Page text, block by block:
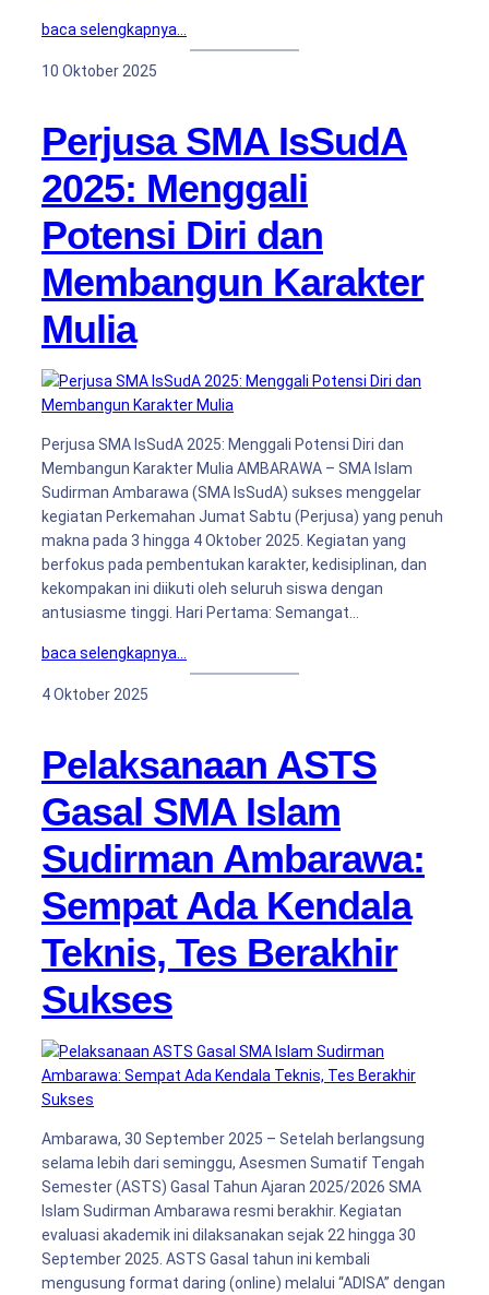
baca selengkapnya…
10 Oktober 2025
Perjusa SMA IsSudA
2025: Menggali
Potensi Diri dan
Membangun Karakter
Mulia
Perjusa SMA IsSudA 2025: Menggali Potensi Diri dan
Membangun Karakter Mulia AMBARAWA – SMA Islam
Sudirman Ambarawa (SMA IsSudA) sukses menggelar
kegiatan Perkemahan Jumat Sabtu (Perjusa) yang penuh
makna pada 3 hingga 4 Oktober 2025. Kegiatan yang
berfokus pada pembentukan karakter, kedisiplinan, dan
kekompakan ini diikuti oleh seluruh siswa dengan
antusiasme tinggi. Hari Pertama: Semangat…
baca selengkapnya…
4 Oktober 2025
Pelaksanaan ASTS
Gasal SMA Islam
Sudirman Ambarawa:
Sempat Ada Kendala
Teknis, Tes Berakhir
Sukses
Ambarawa, 30 September 2025 – Setelah berlangsung
selama lebih dari seminggu, Asesmen Sumatif Tengah
Semester (ASTS) Gasal Tahun Ajaran 2025/2026 SMA
Islam Sudirman Ambarawa resmi berakhir. Kegiatan
evaluasi akademik ini dilaksanakan sejak 22 hingga 30
September 2025. ASTS Gasal tahun ini kembali
mengusung format daring (online) melalui “ADISA” dengan